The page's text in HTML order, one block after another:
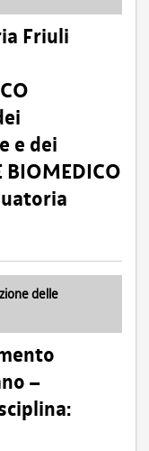
Friuli
e dei
BIOMEDICO
delle
–